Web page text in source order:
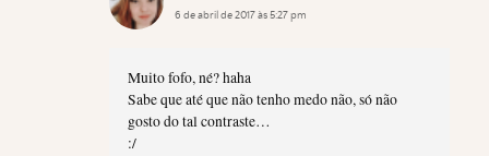
6 de abril de 2017 às 5:27 pm
Muito fofo, né? haha
Sabe que até que não tenho medo não, só não
gosto do tal contraste…
:/